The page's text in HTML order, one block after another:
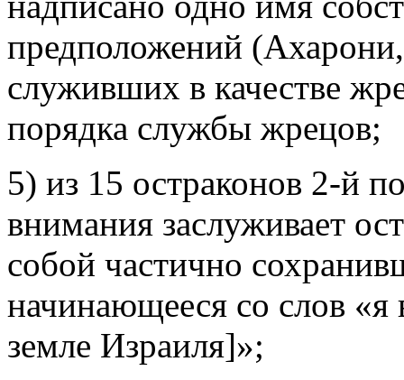
предположений
служивших в качестве
порядка службы жрецов;
5) из 15 остраконов 2-й
внимания заслуживает
собой частично
начинающееся со слов «я
земле Израиля]»;